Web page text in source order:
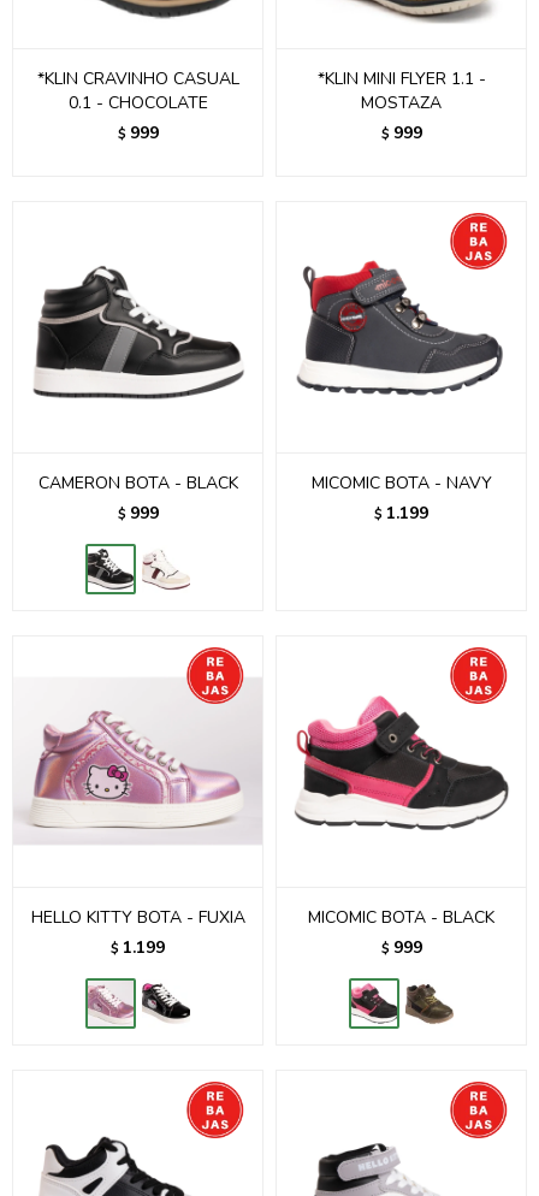
*KLIN CRAVINHO CASUAL
0.1 - CHOCOLATE
$ 999
*KLIN MINI FLYER 1.1 -
MOSTAZA
$ 999
CAMERON BOTA - BLACK
$ 999
MICOMIC BOTA - NAVY
$ 1.199
HELLO KITTY BOTA - FUXIA
$ 1.199
MICOMIC BOTA - BLACK
$ 999